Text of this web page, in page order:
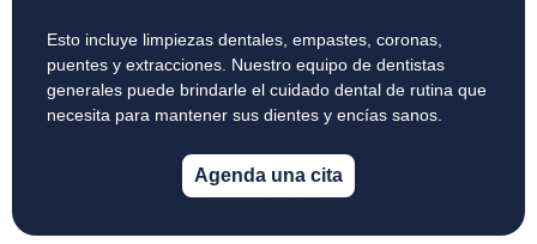
Esto incluye limpiezas dentales, empastes, coronas,
puentes y extracciones. Nuestro equipo de dentistas
generales puede brindarle el cuidado dental de rutina que
necesita para mantener sus dientes y encías sanos.
Agenda una cita